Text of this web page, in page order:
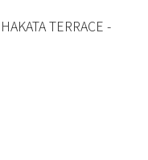
HAKATA TERRACE -